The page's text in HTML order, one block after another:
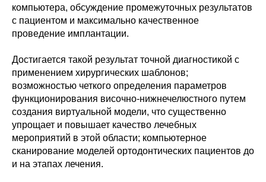
компьютера, обсуждение промежуточных результатов
с пациентом и максимально качественное
проведение имплантации.
Достигается такой результат точной диагностикой с
применением хирургических шаблонов;
возможностью четкого определения параметров
функционирования височно-нижнечелюстного путем
создания виртуальной модели, что существенно
упрощает и повышает качество лечебных
мероприятий в этой области; компьютерное
сканирование моделей ортодонтических пациентов до
и на этапах лечения.